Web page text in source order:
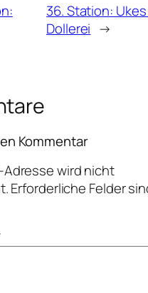
36. Station:
Dollerei →
Kommentar
Adresse wird nicht
Erforderliche Felder